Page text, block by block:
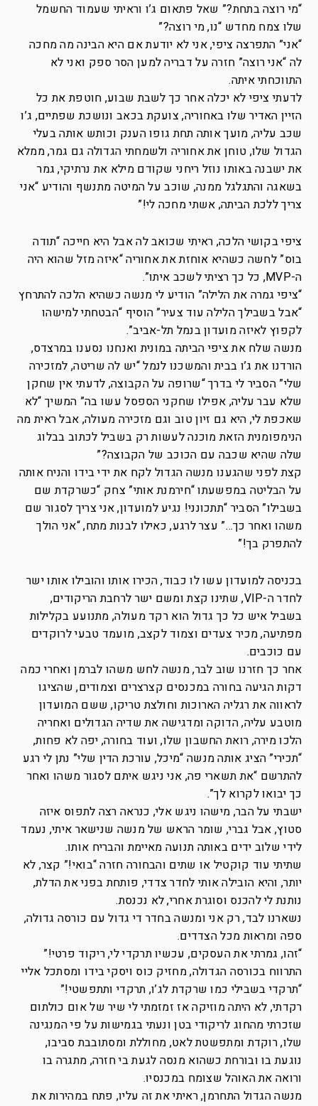
“מי רוצה בתחת?” שאל פתאום ג’ו וראיתי שעמוד החשמל
שלו צמח מחדש “נו, מי רוצה?”
“אני” התפרצה ציפי, אני לא יודעת אם היא הבינה מה מחכה
לה “אני רוצה” חזרה על דבריה למען הסר ספק ואני לא
התווכחתי איתה.
לדעתי ציפי לא יכלה אחר כך לשבת שבוע, חוטפת את כל
הזיין האדיר שלו באחוריה, צועקת בכאב ונושכת שפתיים, ג’ו
שכב עליה, מועך אותה תחת גופו הענק וכותש אותה בעלי
הגדול שלו, טוחן את אחוריה ולשמחתי הגדולה גם גמר, ממלא
את ישבנה באותו נוזל ריחני שקודם מילא את נרתיקי, גמר
בשאגה והתגלגל ממנה, שוכב על המיטה מתנשף והודיע “אני
צריך ללכת הביתה, אשתי מחכה לי!”
ציפי בקושי הלכה, ראיתי שכואב לה אבל היא חייכה “תודה
בוס” לחשה כשהיא אוחזת את אחוריה “איזה מזל שהוא היה
ה-MVP, כל כך רציתי לשכב איתו”.
“ציפי גמרה את הלילה” הודיע לי מנשה כשהיא הלכה להתרחץ
“אבל בשבילך הלילה עוד צעיר” הוסיף “הבטחתי למישהו
לקפוץ לאיזה מועדון בנמל תל-אביב”.
מנשה שלח את ציפי הביתה במונית ואנחנו נסענו במרצדס,
הורדנו את ג’ו בבית והמשכנו לנמל “יש לה שריטה, למזכירה
שלי” הסביר לי בדרך “שרופה על הקבוצה, לדעתי אין שחקן
שלא עבר עליה, אפילו שחקני הספסל עשו בה” המשיך “לא
שאכפת לי, היא גם זיון טוב וגם מזכירה מעולה, אבל ראית מה
הנימפומנית הזאת מוכנה לעשות רק בשביל לכתוב בבלוג
שלה שהיא שכבה עם הכוכב של הקבוצה?”
קצת לפני שהגענו מנשה הגדול לקח את ידי בידו והניח אותה
על הבליטה במפשעתו “חירמנת אותי” צחק “כשרקדת שם
בשבילו” הסביר “תתכונני! נגיע למועדון, אני צריך לסגור שם
משהו ואחר כך…” עצר לרגע, כאילו לבנות מתח, “אני הולך
להתפרק בך!”
בכניסה למועדון עשו לו כבוד, הכירו אותו והובילו אותו ישר
לחדר ה-VIP, שתינו קצת ומשם ישר לרחבת הריקודים,
בשביל איש כל כך גדול הוא רקד מעולה, מתנועע בקלילות
מפתיעה, מכיר צעדים וצמוד לקצב, מועמד טבעי לרוקדים
עם כוכבים.
אחר כך חזרנו שוב לבר, מנשה לחש משהו לברמן ואחרי כמה
דקות הגיעה בחורה במכנסים קצרצרים וצמודים, שהציגו
לראווה את רגליה הארוכות וחולצת טריקו, ששם המועדון
מוטבע עליה, הדוקה ומדגישה את שדיה הגדולים ואחריה
הלכו מירה, רואת החשבון שלו, ועוד בחורה, יפה לא פחות,
“תכירי” הציג אותה מנשה “מיכל, עורכת הדין שלי” נתן לי רגע
להתרשם “את תשארי פה, אני ניגש איתם לסגור משהו ואחר
כך יבואו לקרוא לך”.
ישבתי על הבר, מישהו ניגש אלי, כנראה רצה לתפוס איזה
סטוץ, אבל גברי, שומר הראש של מנשה שנישאר איתי, נעמד
לידי שלוב ידים באותה תנועה מאיימת והבריח אותו.
שתיתי עוד קוקטיל או שתים והבחורה חזרה “בואי!” קצר, לא
יותר, והיא הובילה אותי לחדר צדדי, פותחת בפני את הדלת,
נותנת לי להכנס וסוגרת אחרי, לא נכנסת.
נשארנו לבד, רק אני ומנשה בחדר די גדול עם כורסה גדולה,
ספה ומראות מכל הצדדים.
“זהו, גמרתי את העסקים, עכשיו תרקדי לי, ריקוד פרטי!”
התרווח בכורסה הגדולה, מחזיק כוס ויסקי בידו ומסתכל אליי
“תרקדי בשבילי כמו שרקדת לג’ו, תרקדי ותתפשטי!”
רקדתי, לא היתה מוזיקה אז זמזמתי לי שיר של אום כולתום
שזכרתי מהחוג לריקודי בטן ונעתי בגמישות על פי המנגינה
שלו, רוקדת ומתפשטת לאט, מחוללת ומסתובבת סביבו,
נוגעת בו ובורחת כשהוא מנסה לגעת בי חזרה, מתגרה בו
ורואה את האוהל שצומח במכנסיו.
מנשה הגדול התחרמן, ראיתי את זה עליו, פתח במהירות את